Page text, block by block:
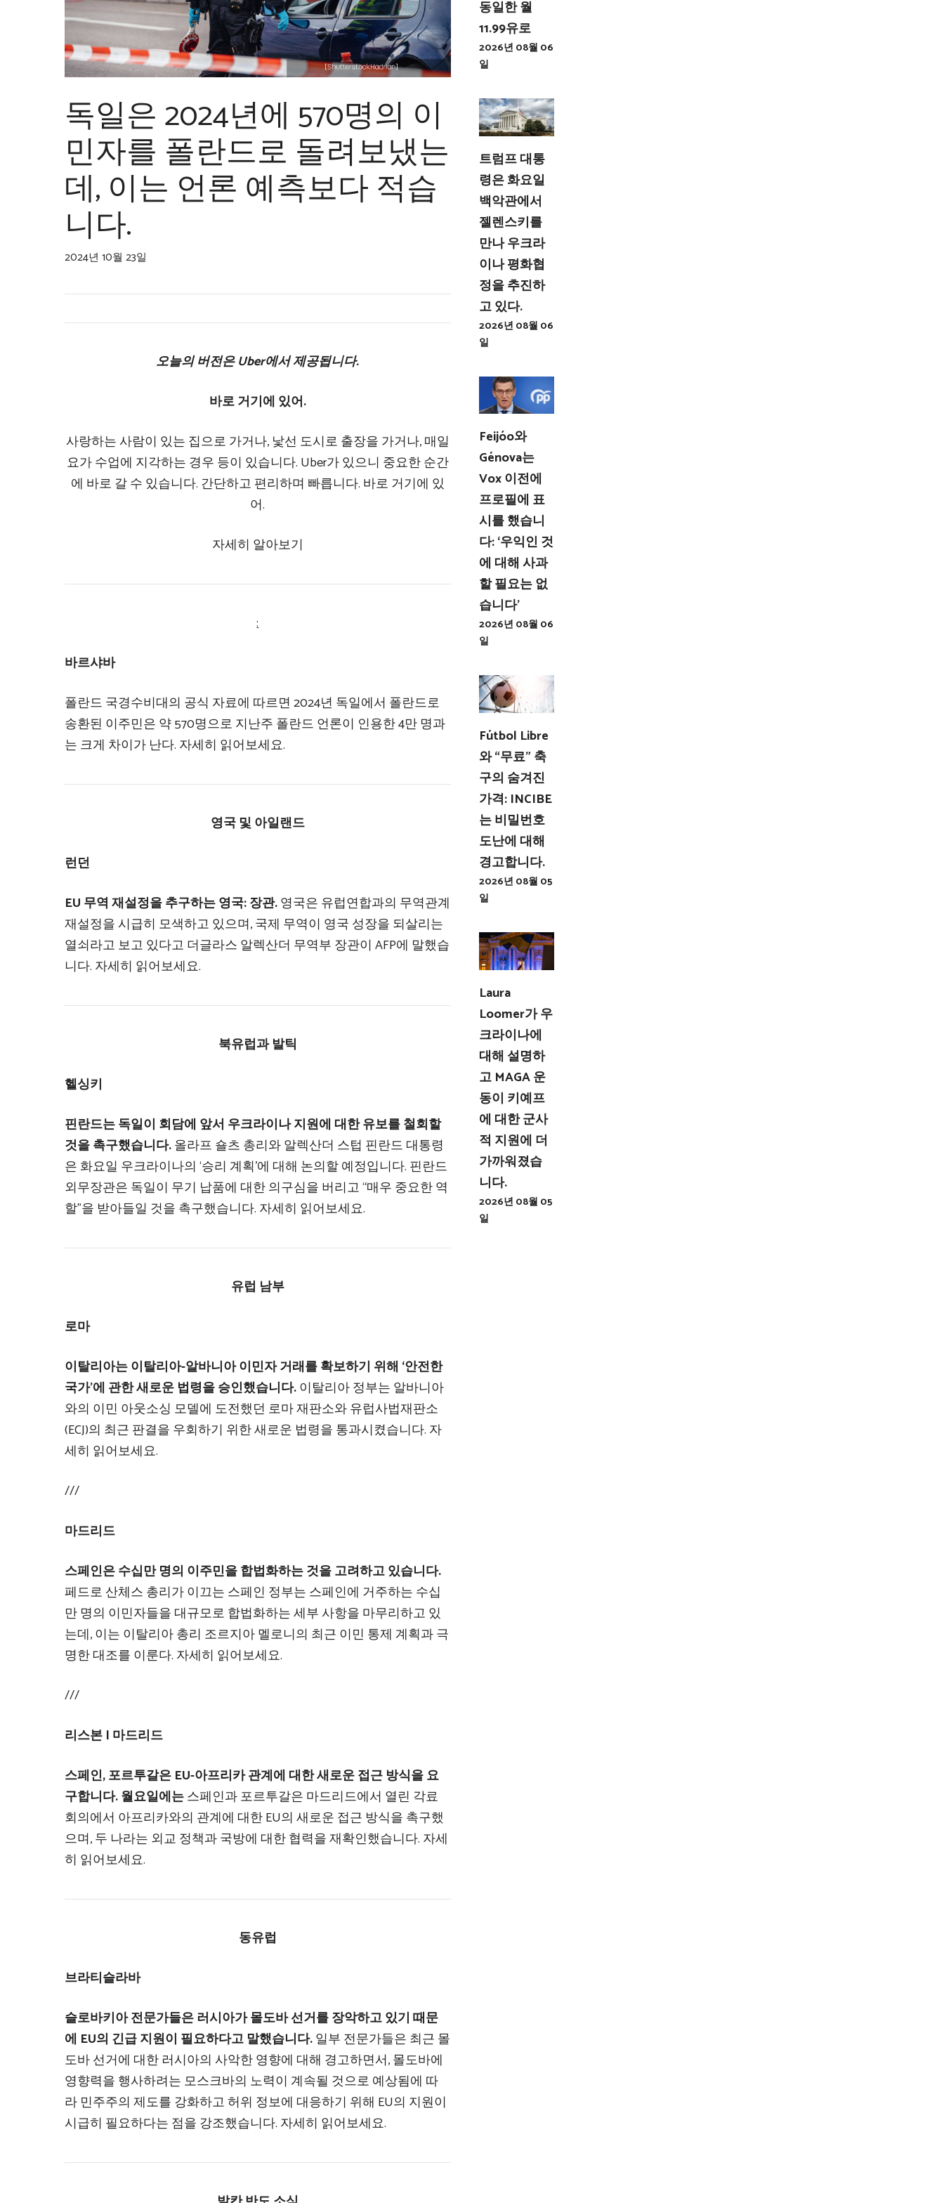
독일은 2024년에 570명의 이
민자를 폴란드로 돌려보냈는
데, 이는 언론 예측보다 적습
니다.
2024년 10월 23일
오늘의 버전은 Uber에서 제공됩니다.
바로 거기에 있어.
사랑하는 사람이 있는 집으로 가거나, 낯선 도시로 출장을 가거나, 매일
요가 수업에 지각하는 경우 등이 있습니다. Uber가 있으니 중요한 순간
에 바로 갈 수 있습니다. 간단하고 편리하며 빠릅니다. 바로 거기에 있
어.
자세히 알아보기
:
바르샤바
폴란드 국경수비대의 공식 자료에 따르면 2024년 독일에서 폴란드로
송환된 이주민은 약 570명으로 지난주 폴란드 언론이 인용한 4만 명과
는 크게 차이가 난다. 자세히 읽어보세요.
영국 및 아일랜드
런던
EU 무역 재설정을 추구하는 영국: 장관.영국은 유럽연합과의 무역관계
재설정을 시급히 모색하고 있으며, 국제 무역이 영국 성장을 되살리는
열쇠라고 보고 있다고 더글라스 알렉산더 무역부 장관이 AFP에 말했습
니다. 자세히 읽어보세요.
북유럽과 발틱
헬싱키
핀란드는 독일이 회담에 앞서 우크라이나 지원에 대한 유보를 철회할
것을 촉구했습니다.올라프 숄츠 총리와 알렉산더 스텁 핀란드 대통령
은 화요일 우크라이나의 ‘승리 계획’에 대해 논의할 예정입니다. 핀란드
외무장관은 독일이 무기 납품에 대한 의구심을 버리고 “매우 중요한 역
할”을 받아들일 것을 촉구했습니다. 자세히 읽어보세요.
유럽 ​​남부
로마
이탈리아는 이탈리아-알바니아 이민자 거래를 확보하기 위해 ‘안전한
국가’에 관한 새로운 법령을 승인했습니다.이탈리아 정부는 알바니아
와의 이민 아웃소싱 모델에 도전했던 로마 재판소와 유럽사법재판소
(ECJ)의 최근 판결을 우회하기 위한 새로운 법령을 통과시켰습니다. 자
세히 읽어보세요.
///
마드리드
스페인은 수십만 명의 이주민을 합법화하는 것을 고려하고 있습니다.
페드로 산체스 총리가 이끄는 스페인 정부는 스페인에 거주하는 수십
만 명의 이민자들을 대규모로 합법화하는 세부 사항을 마무리하고 있
는데, 이는 이탈리아 총리 조르지아 멜로니의 최근 이민 통제 계획과 극
명한 대조를 이룬다. 자세히 읽어보세요.
///
리스본 | 마드리드
스페인, 포르투갈은 EU-아프리카 관계에 대한 새로운 접근 방식을 요
구합니다. 월요일에는스페인과 포르투갈은 마드리드에서 열린 각료
회의에서 아프리카와의 관계에 대한 EU의 새로운 접근 방식을 촉구했
으며, 두 나라는 외교 정책과 국방에 대한 협력을 재확인했습니다. 자세
히 읽어보세요.
동유럽
브라티슬라바
슬로바키아 전문가들은 러시아가 몰도바 선거를 장악하고 있기 때문
에 EU의 긴급 지원이 필요하다고 말했습니다.일부 전문가들은 최근 몰
도바 선거에 대한 러시아의 사악한 영향에 대해 경고하면서, 몰도바에
영향력을 행사하려는 모스크바의 노력이 계속될 것으로 예상됨에 따
라 민주주의 제도를 강화하고 허위 정보에 대응하기 위해 EU의 지원이
시급히 필요하다는 점을 강조했습니다. 자세히 읽어보세요.
동일한 월
11.99유로
2026년 08월 06
일
트럼프 대통
령은 화요일
백악관에서
젤렌스키를
만나 우크라
이나 평화협
정을 추진하
고 있다.
2026년 08월 06
일
Feijóo와
Génova는
Vox 이전에
프로필에 표
시를 했습니
다: ‘우익인 것
에 대해 사과
할 필요는 없
습니다’
2026년 08월 06
일
Fútbol Libre
와 “무료” 축
구의 숨겨진
가격: INCIBE
는 비밀번호
도난에 대해
경고합니다.
2026년 08월 05
일
Laura
Loomer가 우
크라이나에
대해 설명하
고 MAGA 운
동이 키예프
에 대한 군사
적 지원에 더
가까워졌습
니다.
2026년 08월 05
일